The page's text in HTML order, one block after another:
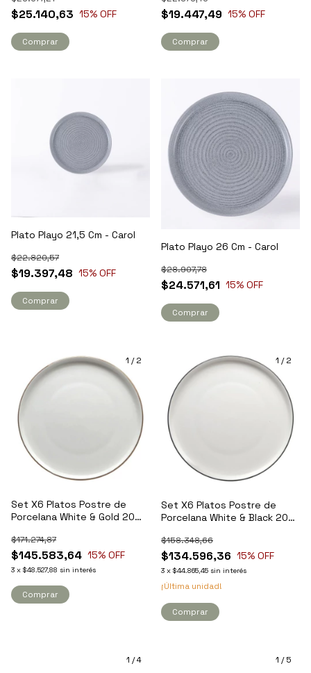
$25.140,63 15% OFF
Comprar
$19.447,49 15% OFF
Comprar
Plato Playo 21,5 Cm - Carol
$19.397,48
$22.820,57
15% OFF
Comprar
Plato Playo 26 Cm - Carol
$24.571,61
$28.907,78
15% OFF
Comprar
1 /2
Set X6 Platos Postre de
Porcelana White & Gold 20
$145.583,64
$171.274,87
15% OFF
3 x $48.527,88 sin interés
Comprar
1 /2
Set X6 Platos Postre de
Porcelana White & Black 20
$134.596,36
$158.348,66
15% OFF
3 x $44.865,45 sin interés
¡Última unidad!
Comprar
1 /4 1 /5